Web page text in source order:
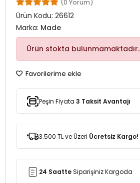
(0 Yorum)
Ürün Kodu: 26612
Marka: Made
Ürün stokta bulunmamaktadır.
Favorilerime ekle
Peşin Fiyata 3 Taksit Avantajı
3.500 TL ve Üzeri Ücretsiz Kargo!
24 SaatteSiparişiniz Kargoda